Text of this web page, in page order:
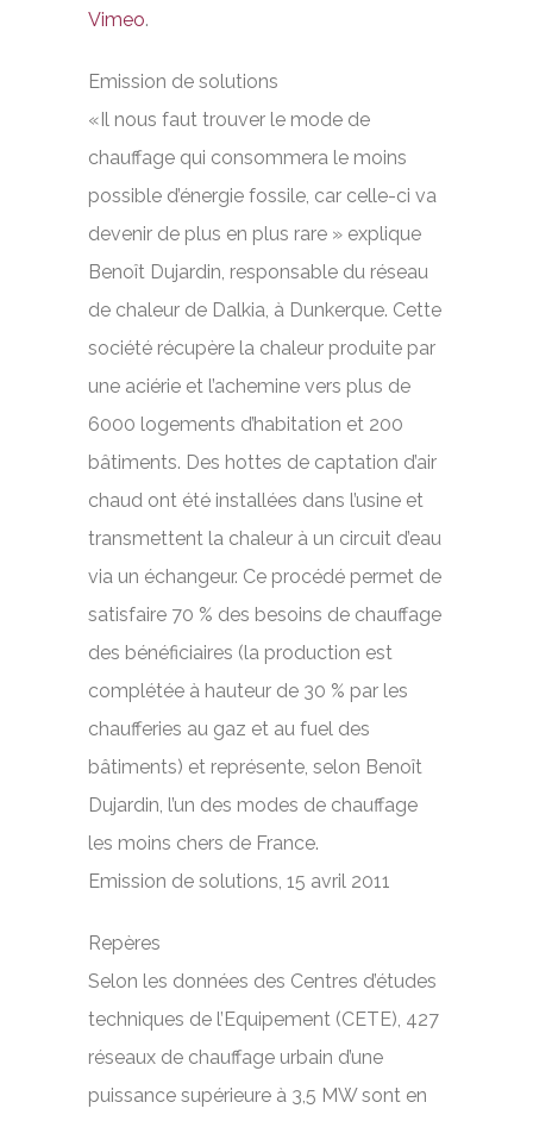
Vimeo.
Emission de solutions
«Il nous faut trouver le mode de
chauffage qui consommera le moins
possible d’énergie fossile, car celle-ci va
devenir de plus en plus rare » explique
Benoît Dujardin, responsable du réseau
de chaleur de Dalkia, à Dunkerque. Cette
société récupère la chaleur produite par
une aciérie et l’achemine vers plus de
6000 logements d’habitation et 200
bâtiments. Des hottes de captation d’air
chaud ont été installées dans l’usine et
transmettent la chaleur à un circuit d’eau
via un échangeur. Ce procédé permet de
satisfaire 70 % des besoins de chauffage
des bénéficiaires (la production est
complétée à hauteur de 30 % par les
chaufferies au gaz et au fuel des
bâtiments) et représente, selon Benoît
Dujardin, l’un des modes de chauffage
les moins chers de France.
Emission de solutions, 15 avril 2011
Repères
Selon les données des Centres d’études
techniques de l’Equipement (CETE), 427
réseaux de chauffage urbain d’une
puissance supérieure à 3,5 MW sont en